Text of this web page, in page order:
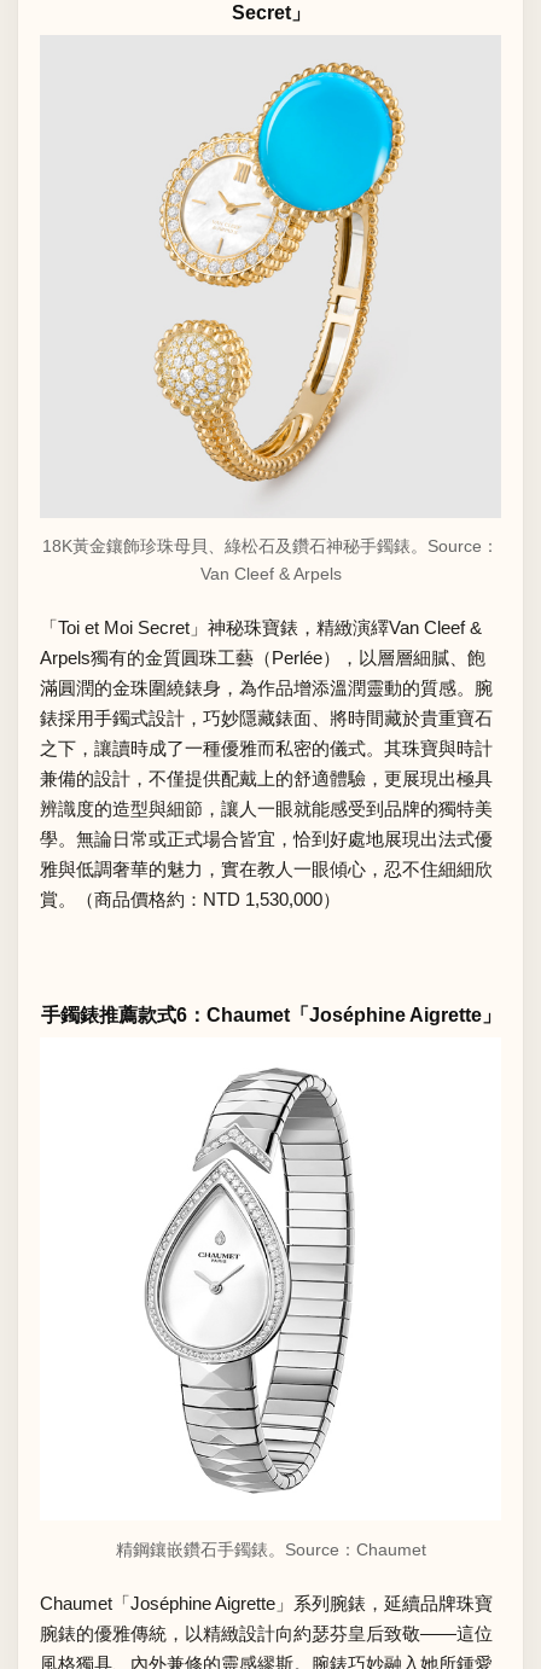
Secret」
18K黃金鑲飾珍珠母貝、綠松石及鑽石神秘手鐲錶。Source：
Van Cleef & Arpels
「Toi et Moi Secret」神秘珠寶錶，精緻演繹Van Cleef &
Arpels獨有的金質圓珠工藝（Perlée），以層層細膩、飽
滿圓潤的金珠圍繞錶身，為作品增添溫潤靈動的質感。腕
錶採用手鐲式設計，巧妙隱藏錶面、將時間藏於貴重寶石
之下，讓讀時成了一種優雅而私密的儀式。其珠寶與時計
兼備的設計，不僅提供配戴上的舒適體驗，更展現出極具
辨識度的造型與細節，讓人一眼就能感受到品牌的獨特美
學。無論日常或正式場合皆宜，恰到好處地展現出法式優
雅與低調奢華的魅力，實在教人一眼傾心，忍不住細細欣
賞。（商品價格約：NTD 1,530,000）
手鐲錶推薦款式6：Chaumet「Joséphine Aigrette」
精鋼鑲嵌鑽石手鐲錶。Source： Chaumet
Chaumet「Joséphine Aigrette」系列腕錶，延續品牌珠寶
腕錶的優雅傳統，以精緻設計向約瑟芬皇后致敬——這位
風格獨具、內外兼修的靈感繆斯。腕錶巧妙融入她所鍾愛